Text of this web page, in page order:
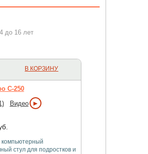
до 16 лет
В КОРЗИНУ
C-250
Видео ►
стул для подростков и